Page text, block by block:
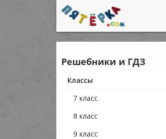
Решебники и ГДЗ
Классы
7 класс
8 класс
9 класс